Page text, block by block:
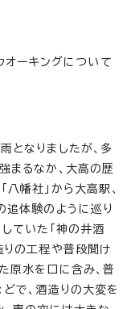
ーキングについて
となりましたが、多
まるなか、大高の歴
幡社」から大高駅、
追体験のように巡り
ていた「神の井酒
りの工程や普段聞け
原水を口に含み、普
で、酒造りの大変を